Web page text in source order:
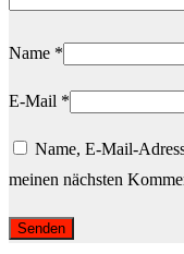
Name *
E-Mail *
Name, E-Mail-
meinen nächsten